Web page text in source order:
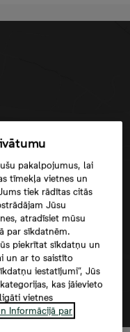
datu
pakalpojumus, lai
tīmekļa vietnes un
tiek rādītas citās
Jūsu
atradīsiet mūsu
par sīkdatnēm.
piekrītat sīkdatņu un
un ar to saistīto
iestatījumi”, Jūs
kas jāievieto
vietnes
Informācijā par